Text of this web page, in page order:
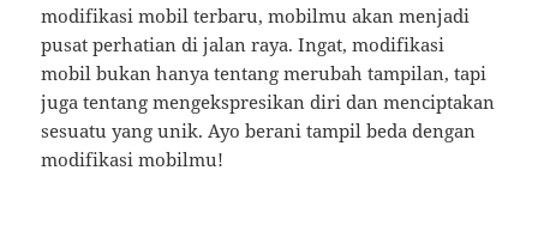
modifikasi mobil terbaru, mobilmu akan menjadi
pusat perhatian di jalan raya. Ingat, modifikasi
mobil bukan hanya tentang merubah tampilan, tapi
juga tentang mengekspresikan diri dan menciptakan
sesuatu yang unik. Ayo berani tampil beda dengan
modifikasi mobilmu!